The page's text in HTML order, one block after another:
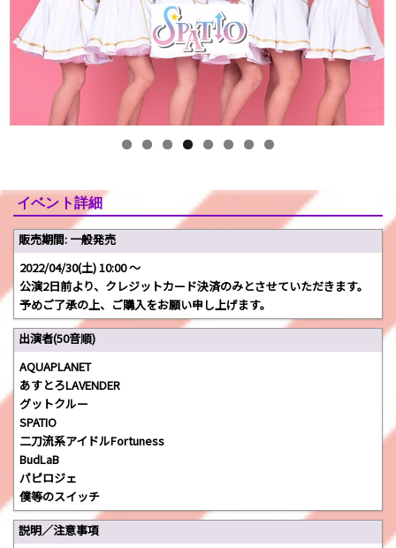
イベント詳細
販売期間: 一般発売
2022/04/30(土) 10:00 〜
公演2日前より、クレジットカード決済のみとさせていただきます。
予めご了承の上、ご購入をお願い申し上げます。
出演者(50音順)
AQUAPLANET
あすとろLAVENDER
グットクルー
SPATIO
二刀流系アイドルFortuness
BudLaB
パピロジェ
僕等のスイッチ
説明／注意事項